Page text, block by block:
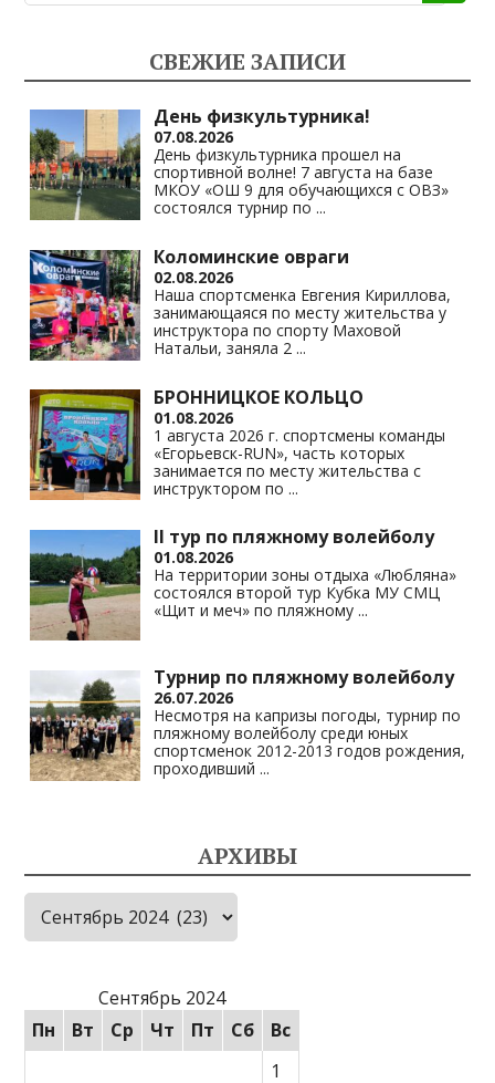
СВЕЖИЕ ЗАПИСИ
День физкультурника!
07.08.2026
День физкультурника прошел на
спортивной волне! 7 августа на базе
МКОУ «ОШ 9 для обучающихся с ОВЗ»
состоялся турнир по ...
Коломинские овраги
02.08.2026
Наша спортсменка Евгения Кириллова,
занимающаяся по месту жительства у
инструктора по спорту Маховой
Натальи, заняла 2 ...
БРОННИЦКОЕ КОЛЬЦО
01.08.2026
1 августа 2026 г. спортсмены команды
«Егорьевск-RUN», часть которых
занимается по месту жительства с
инструктором по ...
II тур по пляжному волейболу
01.08.2026
На территории зоны отдыха «Любляна»
состоялся второй тур Кубка МУ СМЦ
«Щит и меч» по пляжному ...
Турнир по пляжному волейболу
26.07.2026
Несмотря на капризы погоды, турнир по
пляжному волейболу среди юных
спортсменок 2012-2013 годов рождения,
проходивший ...
АРХИВЫ
Архивы
Сентябрь 2024
Пн
Вт Ср Чт Пт Сб
Вс
1